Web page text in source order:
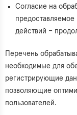
Согласие на
действий –
Перечень
необходимые для
регистрирующие
позволяющие
пользователей.